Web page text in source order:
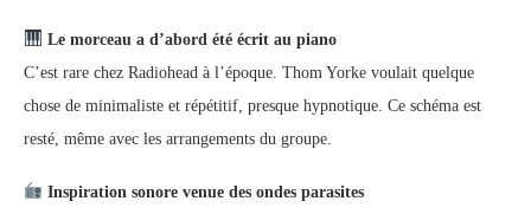
Le morceau a d’abord été écrit au piano
C’est rare chez Radiohead à l’époque. Thom Yorke voulait quelque
chose de minimaliste et répétitif, presque hypnotique. Ce schéma est
resté, même avec les arrangements du groupe.
Inspiration sonore venue des ondes parasites